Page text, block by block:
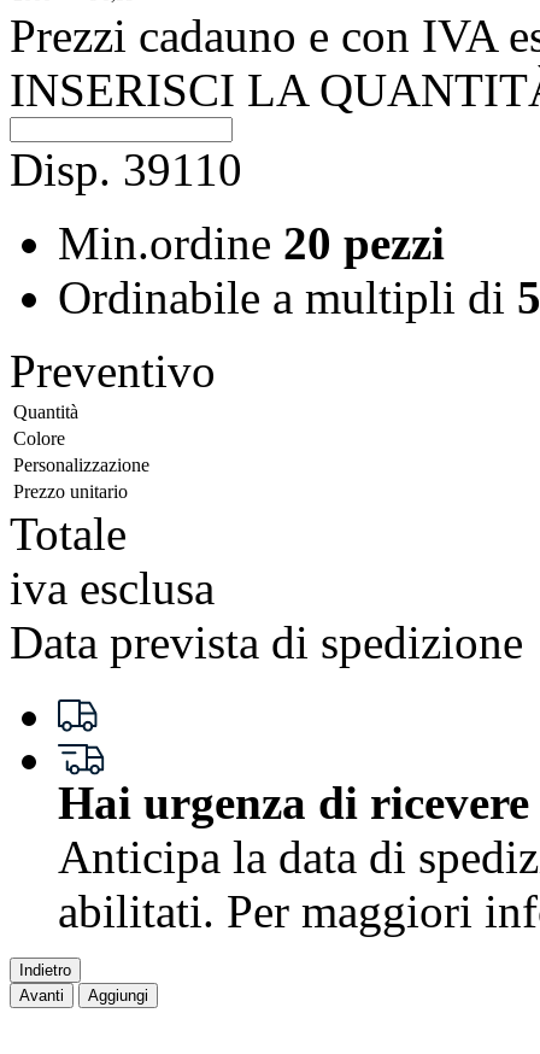
Prezzi cadauno e con IVA
INSERISCI LA
Disp. 39110
Min.ordine 20 pezzi
Ordinabile a multipli di
Preventivo
Quantità
Colore
Personalizzazione
Prezzo unitario
Totale
iva esclusa
Data prevista di spedizione
Hai urgenza di ricevere
Anticipa la data di
abilitati. Per maggiori
Indietro
Avanti
Aggiungi